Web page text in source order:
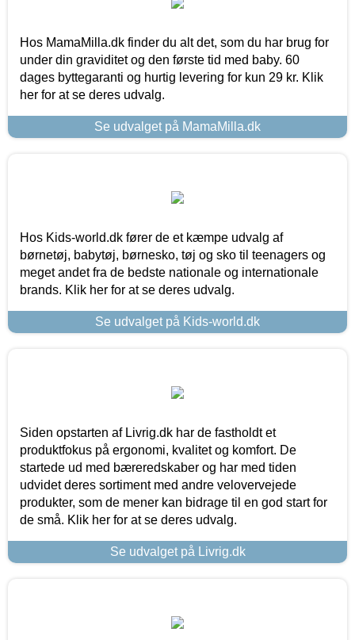
Hos MamaMilla.dk finder du alt det, som du har brug for
under din graviditet og den første tid med baby. 60
dages byttegaranti og hurtig levering for kun 29 kr. Klik
her for at se deres udvalg.
Se udvalget på MamaMilla.dk
Hos Kids-world.dk fører de et kæmpe udvalg af
børnetøj, babytøj, børnesko, tøj og sko til teenagers og
meget andet fra de bedste nationale og internationale
brands. Klik her for at se deres udvalg.
Se udvalget på Kids-world.dk
Siden opstarten af Livrig.dk har de fastholdt et
produktfokus på ergonomi, kvalitet og komfort. De
startede ud med bæreredskaber og har med tiden
udvidet deres sortiment med andre velovervejede
produkter, som de mener kan bidrage til en god start for
de små. Klik her for at se deres udvalg.
Se udvalget på Livrig.dk